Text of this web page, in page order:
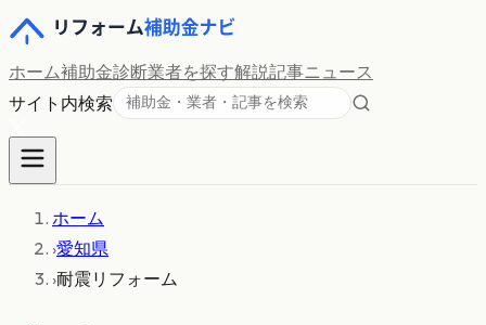
ホーム補助金診断業者を探す解説記事ニュース
サイト内検索
ホーム
›愛知県
›耐震リフォーム